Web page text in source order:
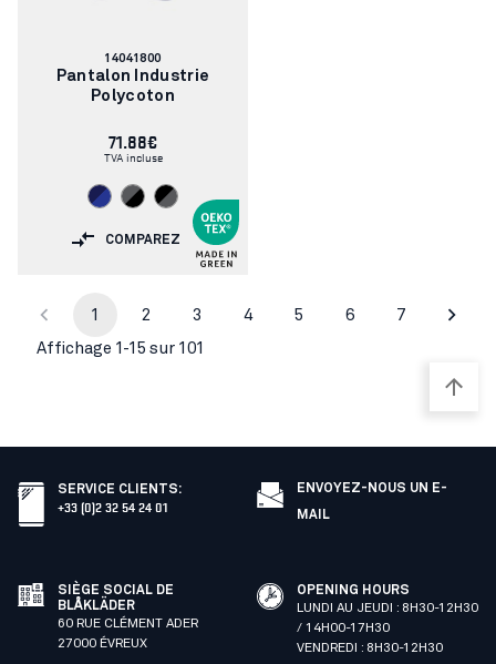
Numéro
d'article:
14041800
Pantalon Industrie
Polycoton
71.88€
TVA incluse
COMPAREZ
1 2 3 4 5 6 7
Affichage 1-15 sur 101
SERVICE CLIENTS:
+33 (0)2 32 54 24 01
ENVOYEZ-NOUS UN E-
MAIL
SIÈGE SOCIAL DE
BLÅKLÄDER
60 RUE CLÉMENT ADER
27000 ÉVREUX
OPENING HOURS
LUNDI AU JEUDI : 8H30-12H30
/ 14H00-17H30
VENDREDI : 8H30-12H30